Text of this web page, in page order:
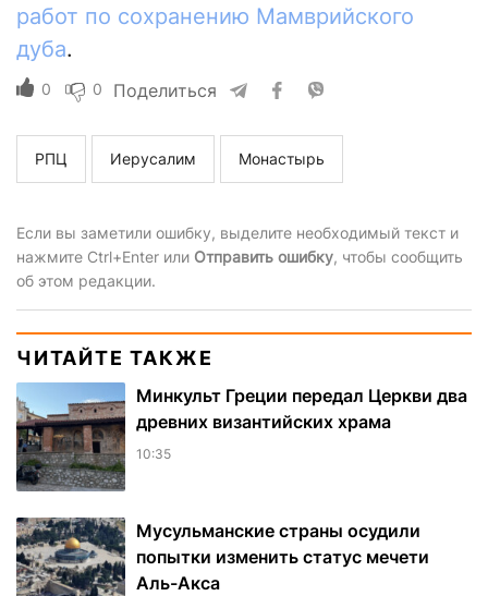
работ по сохранению Мамврийского
дуба.
0 0 Поделиться
РПЦ Иерусалим Монастырь
Если вы заметили ошибку, выделите необходимый текст и
нажмите Ctrl+Enter или Отправить ошибку, чтобы сообщить
об этом редакции.
ЧИТАЙТЕ ТАКЖЕ
Минкульт Греции передал Церкви два
древних византийских храма
10:35
Мусульманские страны осудили
попытки изменить статус мечети
Аль-Акса